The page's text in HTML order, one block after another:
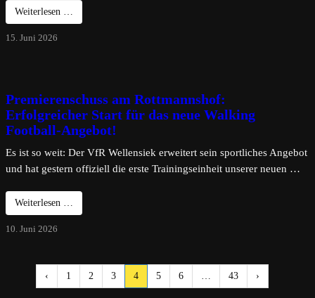
Weiterlesen …
15. Juni 2026
Premierenschuss am Rottmannshof:
Erfolgreicher Start für das neue Walking
Football-Angebot!
Es ist so weit: Der VfR Wellensiek erweitert sein sportliches Angebot
und hat gestern offiziell die erste Trainingseinheit unserer neuen …
Weiterlesen …
10. Juni 2026
‹ 1 2 3 4 5 6 43 ›